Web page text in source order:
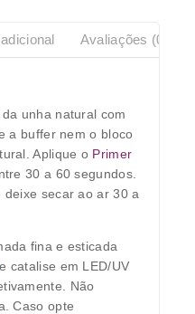
Avaliações (0)
unha natural com
a buffer nem o bloco
Aplique o Primer
30 a 60 segundos.
secar ao ar 30 a
fina e esticada
catalise em LED/UV
Não
Caso opte